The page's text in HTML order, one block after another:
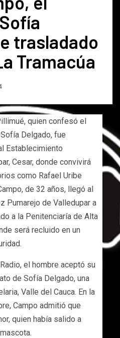
trasladado
Tramacúa
quien confesó el
Delgado, fue
Establecimiento
Cesar, donde convivirá
como Rafael Uribe
de 32 años, llegó al
Pumarejo de Valledupar a
a la Penitenciaría de Alta
será recluido en un
el hombre aceptó su
de Sofía Delgado, una
Valle del Cauca. En la
Campo admitió que
quien había salido a